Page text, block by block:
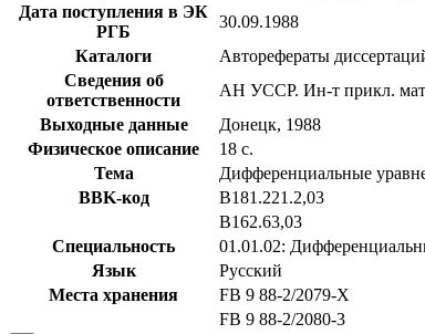
Дата поступления в ЭК
РГБ
30.09.1988
Каталоги
Авторефераты
Сведения об
ответственности
АН УССР. Ин-т прикл.
Выходные данные
Донецк, 1988
Физическое описание
18 с.
Тема
Дифференциальные
BBK-код
В181.221.2,03
В162.63,03
Специальность
01.01.02:
Язык
Русский
Места хранения
FB 9 88-2/2079-Х
FB 9 88-2/2080-3